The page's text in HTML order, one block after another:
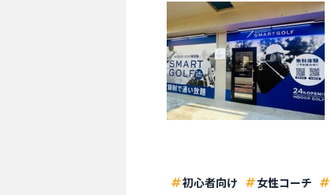
初心者向け
女性コーチ